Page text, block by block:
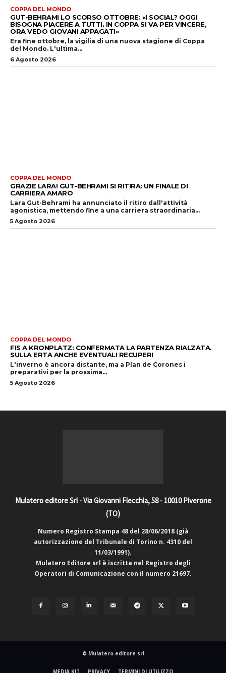
COPPA DEL MONDO
GUT-BEHRAMI LO SCORSO OTTOBRE: «I SOCIAL? OGGI
BISOGNA PIACERE A TUTTI. IN COPPA SI VA PER VINCERE,
ORA VEDO GIOVANI APPAGATI»
Era fine ottobre, la vigilia di una nuova stagione di Coppa
del Mondo. L'ultima...
6 Agosto 2026
COPPA DEL MONDO
GRAZIE LARA! GUT-BEHRAMI SI RITIRA: UN FINALE DI
CARRIERA AMARO
Lara Gut-Behrami ha annunciato il ritiro dall'attività
agonistica, mettendo fine a una carriera straordinaria...
5 Agosto 2026
COPPA DEL MONDO
FIS A KRONPLATZ: CONFERMATA LA PARTENZA RIALZATA.
SULLA ERTA ANCHE EVENTUALI RECUPERI
L'inverno è ancora distante, ma a Plan de Corones i
preparativi per la prossima...
5 Agosto 2026
Mulatero editore Srl - Via Giovanni Flecchia, 58 - 10010 Piverone
(TO)
Numero Registro Stampa 48 del 28/06/2018 (già
autorizzazione del Tribunale di Torino n. 4310 del
11/03/1991).
Mulatero Editore srl è iscritta nel Registro degli
Operatori di Comunicazione con il numero 21697.
© Mulatero editore srl
MEDIA KIT PRIVACY TERMINI DI UTILIZZO